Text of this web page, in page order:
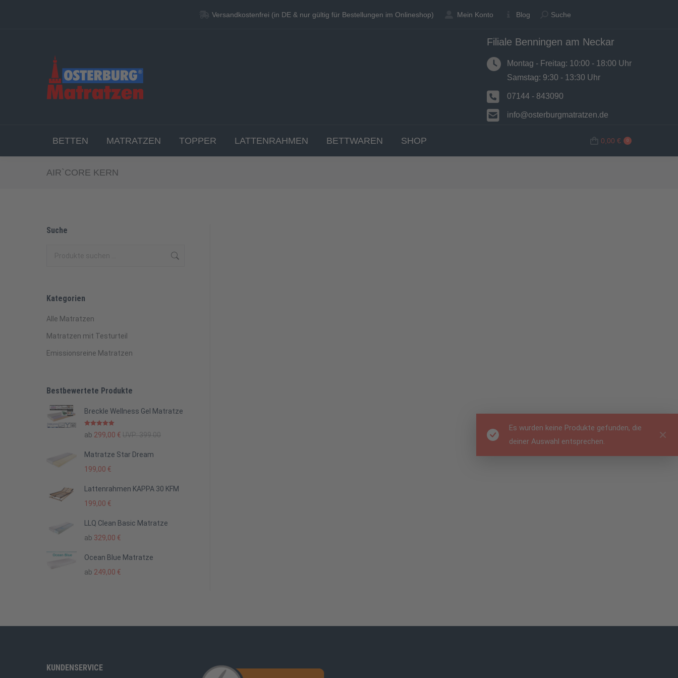
Versandkostenfrei (in DE & nur gültig für Bestellungen im Onlineshop) Mein Konto Blog Suche:
Suche
Filiale Benningen am Neckar
Montag - Freitag: 10:00 - 18:00 Uhr
Samstag: 9:30 - 13:30 Uhr
07144 - 843090
info@osterburgmatratzen.de
BETTEN MATRATZEN TOPPER LATTENRAHMEN BETTWAREN SHOP 0,00 € 0
AIR`CORE KERN
Es wurden keine Produkte gefunden, die
deiner Auswahl entsprechen.
Suche
Kategorien
Alle Matratzen
Matratzen mit Testurteil
Emissionsreine Matratzen
Bestbewertete Produkte
Breckle Wellness Gel Matratze
Bewertet mit
5.00von 5
ab 299,00 € UVP: 399.00
Matratze Star Dream
199,00 €
Lattenrahmen KAPPA 30 KFM
199,00 €
LLQ Clean Basic Matratze
ab 329,00 €
Ocean Blue Matratze
ab 249,00 €
KUNDENSERVICE
Versandkostenfrei (in DE & nur gültig für Bestellungen im Onlineshop) Mein Konto Blog Suche:
Suche
BETTWAREN SHOP 0,00